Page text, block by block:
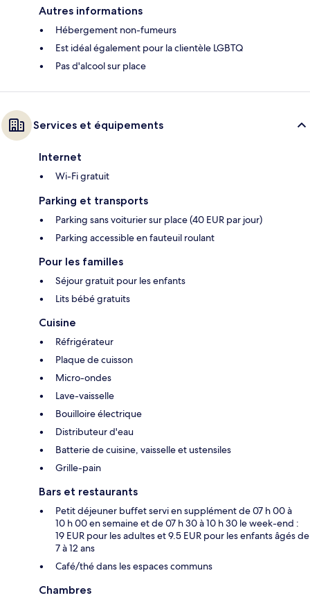
Autres informations
Hébergement non-fumeurs
Est idéal également pour la clientèle LGBTQ
Pas d'alcool sur place
Services et équipements
Internet
Wi-Fi gratuit
Parking et transports
Parking sans voiturier sur place (40 EUR par jour)
Parking accessible en fauteuil roulant
Pour les familles
Séjour gratuit pour les enfants
Lits bébé gratuits
Cuisine
Réfrigérateur
Plaque de cuisson
Micro-ondes
Lave-vaisselle
Bouilloire électrique
Distributeur d'eau
Batterie de cuisine, vaisselle et ustensiles
Grille-pain
Bars et restaurants
Petit déjeuner buffet servi en supplément de 07 h 00 à
10 h 00 en semaine et de 07 h 30 à 10 h 30 le week-end :
19 EUR pour les adultes et 9.5 EUR pour les enfants âgés de
7 à 12 ans
Café/thé dans les espaces communs
Chambres